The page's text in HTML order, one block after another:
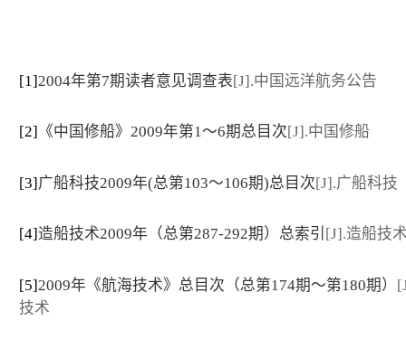
[1]2004年第7期读者意见调查表[J].中国远洋航务公告
[2] 《中国修船》2009年第1～6期总目次[J].中国修船
[3]广船科技2009年(总第103～106期)总目次[J].广船科技
[4]造船技术2009年（总第287-292期）总索引 [J].造船技
[5]2009年《航海技术》总目次（总第174期～第180期）
技术